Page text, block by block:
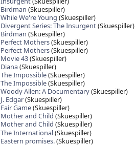
Birdman (Skuespiller)
While We're Young (Skuespiller)
Divergent Series: The Insurgent(Skuespiller)
Birdman (Skuespiller)
Perfect Mothers(Skuespiller)
Perfect Mothers(Skuespiller)
Movie 43(Skuespiller)
Diana(Skuespiller)
The Impossible(Skuespiller)
The Impossible(Skuespiller)
Woody Allen: A Documentary(Skuespiller)
J. Edgar(Skuespiller)
Fair Game(Skuespiller)
Mother and Child (Skuespiller)
Mother and Child (Skuespiller)
The International(Skuespiller)
Eastern promises.(Skuespiller)